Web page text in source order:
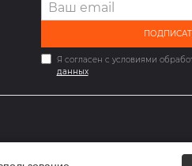
Я согласен с условиями
данных